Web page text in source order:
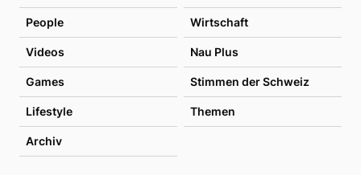
People Wirtschaft
Videos Nau Plus
Games Stimmen der Schweiz
Lifestyle Themen
Archiv